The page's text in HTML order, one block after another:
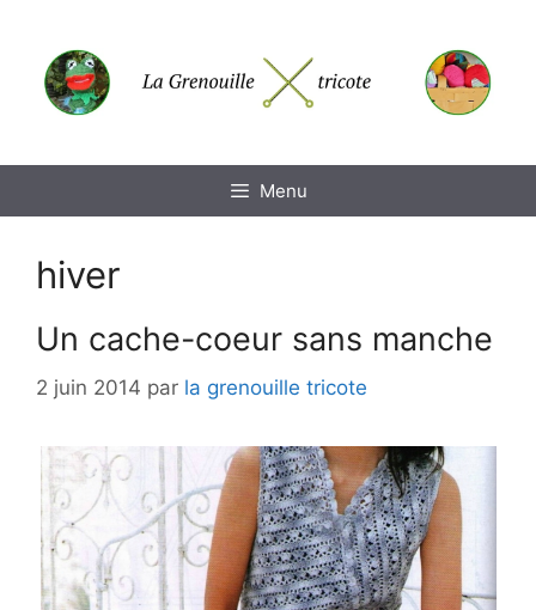
contenu
Menu
hiver
Un cache-coeur sans manche
2 juin 2014 par la grenouille tricote